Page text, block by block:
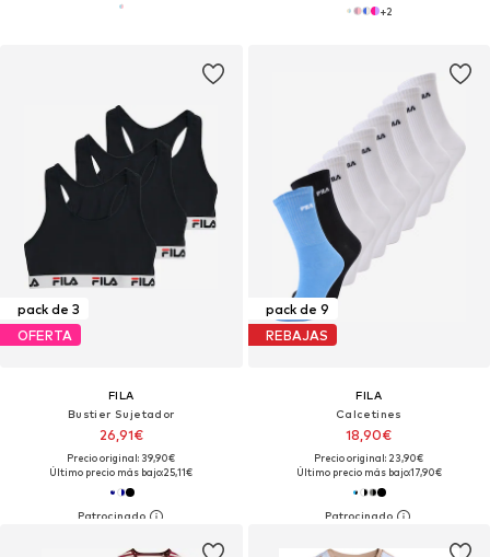
+2
pack de 3
OFERTA
FILA
Bustier Sujetador
26,91€
Precio original: 39,90€
Último precio más bajo:25,11€
pack de 9
REBAJAS
FILA
Calcetines
18,90€
Precio original: 23,90€
Último precio más bajo:17,90€